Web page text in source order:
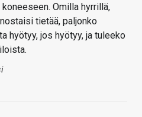
Omilla hyrrillä,
tietää, paljonko
hyötyy, jos hyötyy, ja tuleeko